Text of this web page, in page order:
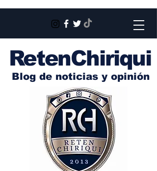
RetenChiriqui
Blog de noticias y opinión